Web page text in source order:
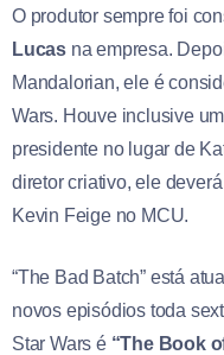
O produtor sempre foi
Lucas na empresa.
Mandalorian, ele é
Wars. Houve inclusive
presidente no lugar de
diretor criativo, ele
Kevin Feige no MCU.
“The Bad Batch” está
novos episódios toda
Star Wars é “The Book